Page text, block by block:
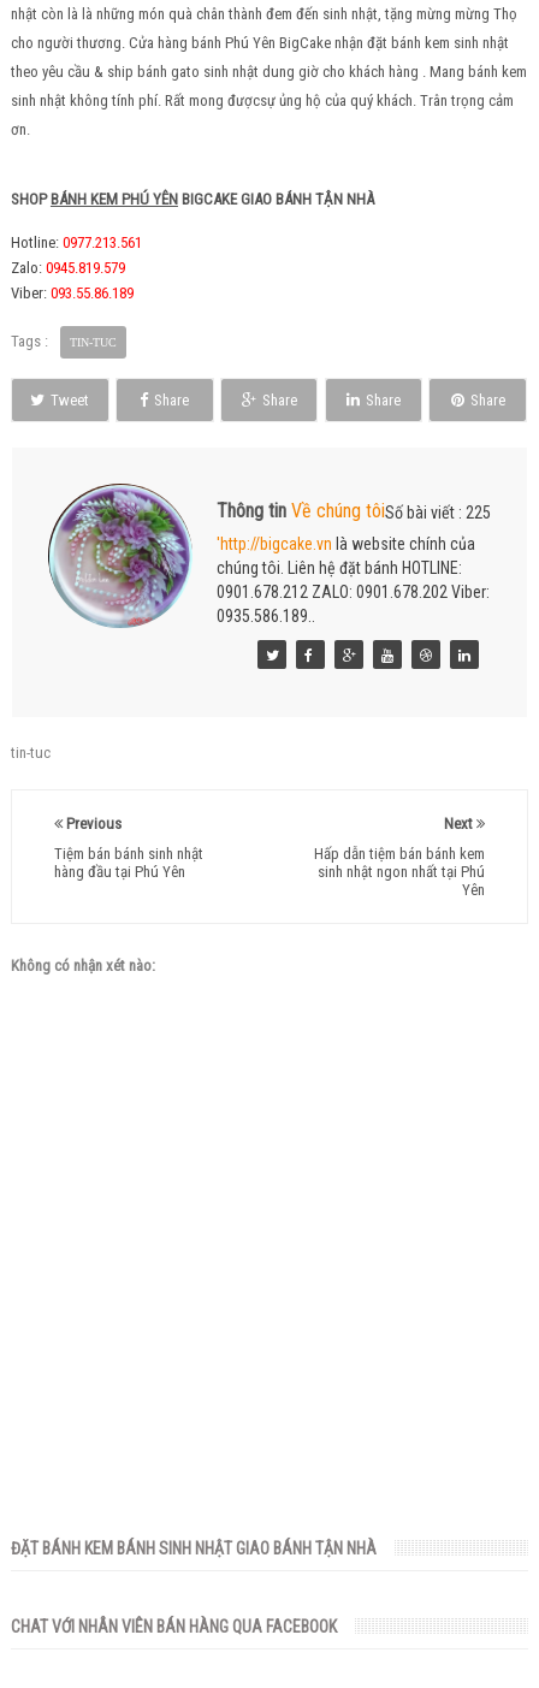
nhật còn là là những món quà chân thành đem đến sinh nhật, tặng mừng mừng Thọ
cho người thương. Cửa hàng bánh Phú Yên BigCake nhận đặt bánh kem sinh nhật
theo yêu cầu & ship bánh gato sinh nhật dung giờ cho khách hàng . Mang bánh kem
sinh nhật không tính phí. Rất mong đượcsự ủng hộ của quý khách. Trân trọng cảm
ơn.
SHOPBÁNH KEM PHÚ YÊNBIGCAKE GIAO BÁNH TẬN NHÀ
Hotline: 0977.213.561
Zalo: 0945.819.579
Viber: 093.55.86.189
Tags : TIN-TUC
Tweet Share Share Share Share
Thông tin Về chúng tôiSố bài viết : 225
'http://bigcake.vn là website chính của
chúng tôi. Liên hệ đặt bánh HOTLINE:
0901.678.212 ZALO: 0901.678.202 Viber:
0935.586.189..
tin-tuc
Next
Hấp dẫn tiệm bán bánh kem
sinh nhật ngon nhất tại Phú
Yên
Previous
Tiệm bán bánh sinh nhật
hàng đầu tại Phú Yên
Không có nhận xét nào:
ĐẶT BÁNH KEM BÁNH SINH NHẬT GIAO BÁNH TẬN NHÀ
CHAT VỚI NHÂN VIÊN BÁN HÀNG QUA FACEBOOK